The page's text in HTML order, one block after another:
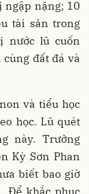
ngập nặng; 10
tài sản trong
nước lũ cuốn
đất đá và
và tiểu học
học. Lũ quét
này. Trưởng
Kỳ Sơn Phan
biết bao giờ